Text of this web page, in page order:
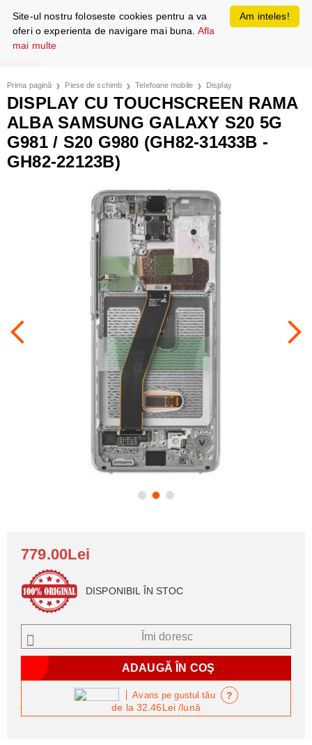
Prima pagină Piese de schimb Telefoane mobile Display
DISPLAY CU TOUCHSCREEN RAMA
ALBA SAMSUNG GALAXY S20 5G
G981 / S20 G980 (GH82-31433B -
GH82-22123B)
779.00Lei
DISPONIBIL ÎN STOC
Îmi doresc
de la 32.46Lei/lună
Avans pe gustul tău ?
Am inteles!
Site-ul nostru foloseste cookies pentru a va
oferi o experienta de navigare mai buna. Afla
mai multe